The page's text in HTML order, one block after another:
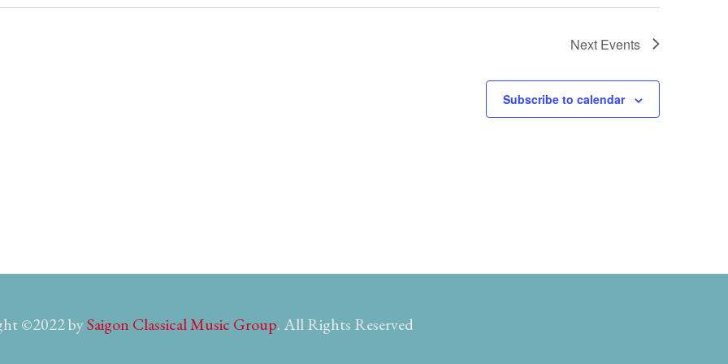
Next Events
Subscribe to calendar
©2022 bySaigon Classical Music Group. All Rights Reserved